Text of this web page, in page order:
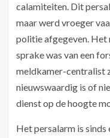
calamiteiten. Dit
maar werd vroeger
politie afgegeven. Het
sprake was van een
meldkamer-centralist
nieuwswaardig is of
dienst op de hoogte
Het persalarm is sinds